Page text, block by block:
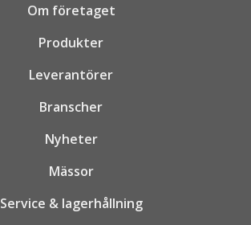
Om företaget
Produkter
Leverantörer
Branscher
Nyheter
Mässor
Service & lagerhållning